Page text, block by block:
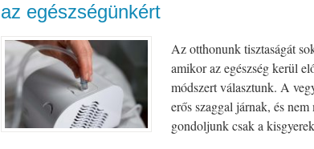
az egészségünkért
Az otthonunk tisztaságát
amikor az egészség kerül
módszert választunk. A
erős szaggal járnak, és
gondoljunk csak a